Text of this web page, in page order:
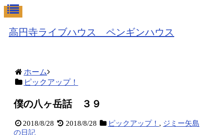
高円寺ライブハウス ペンギンハウス
ホーム
ピックアップ！
僕の八ヶ岳話 ３９
2018/8/28 2018/8/28 ピックアップ！ , ジミー矢島
の日記